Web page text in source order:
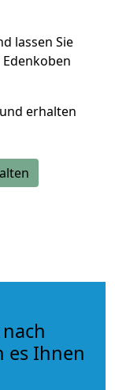
lassen Sie
und erhalten
es Ihnen